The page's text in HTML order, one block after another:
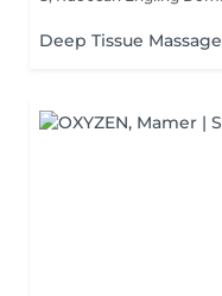
Deep Tissue Massage